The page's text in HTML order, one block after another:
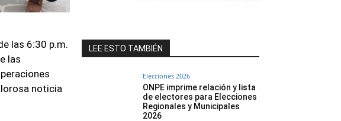
las 6:30 p.m.
las
noticia
LEE ESTO TAMBIÉN
Elecciones 2026
ONPE imprime relación y lista
de electores para Elecciones
Regionales y Municipales
2026